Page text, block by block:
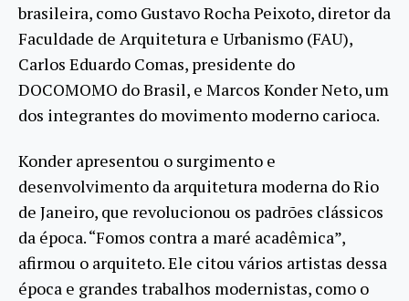
brasileira, como Gustavo Rocha Peixoto, diretor da
Faculdade de Arquitetura e Urbanismo (FAU),
Carlos Eduardo Comas, presidente do
DOCOMOMO do Brasil, e Marcos Konder Neto, um
dos integrantes do movimento moderno carioca.
Konder apresentou o surgimento e
desenvolvimento da arquitetura moderna do Rio
de Janeiro, que revolucionou os padrões clássicos
da época. “Fomos contra a maré acadêmica”,
afirmou o arquiteto. Ele citou vários artistas dessa
época e grandes trabalhos modernistas, como o